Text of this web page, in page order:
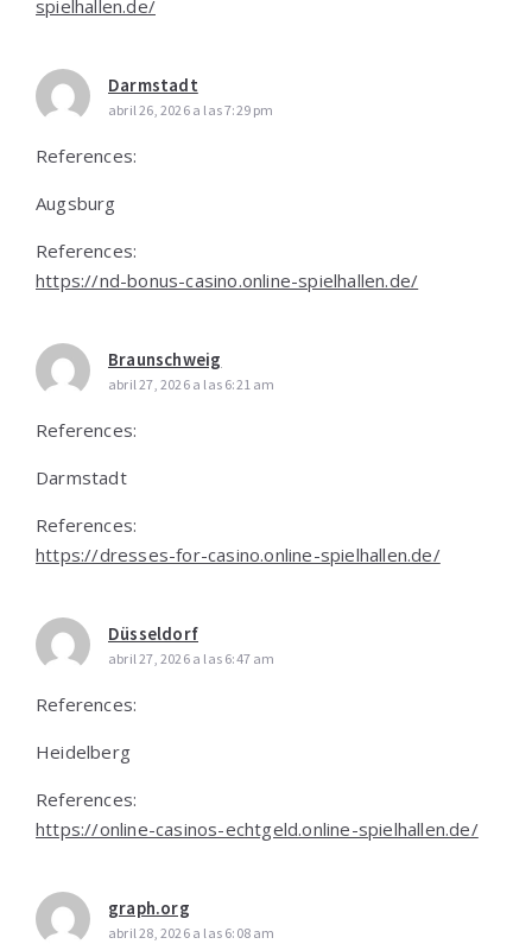
spielhallen.de/
Darmstadt
abril 26, 2026 a las 7:29 pm
References:
Augsburg
References:
https://nd-bonus-casino.online-spielhallen.de/
Braunschweig
abril 27, 2026 a las 6:21 am
References:
Darmstadt
References:
https://dresses-for-casino.online-spielhallen.de/
Düsseldorf
abril 27, 2026 a las 6:47 am
References:
Heidelberg
References:
https://online-casinos-echtgeld.online-spielhallen.de/
graph.org
abril 28, 2026 a las 6:08 am